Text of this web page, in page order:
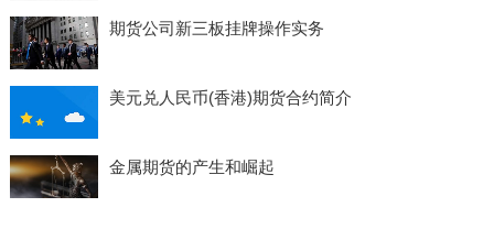
期货公司新三板挂牌操作实务
美元兑人民币(香港)期货合约简介
金属期货的产生和崛起